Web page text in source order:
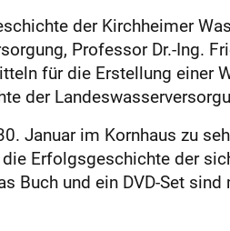
der Kirchheimer
Professor Dr.-Ing.
für die Erstellung einer
der
Januar im Kornhaus zu
Erfolgsgeschichte der
Buch und ein DVD-Set